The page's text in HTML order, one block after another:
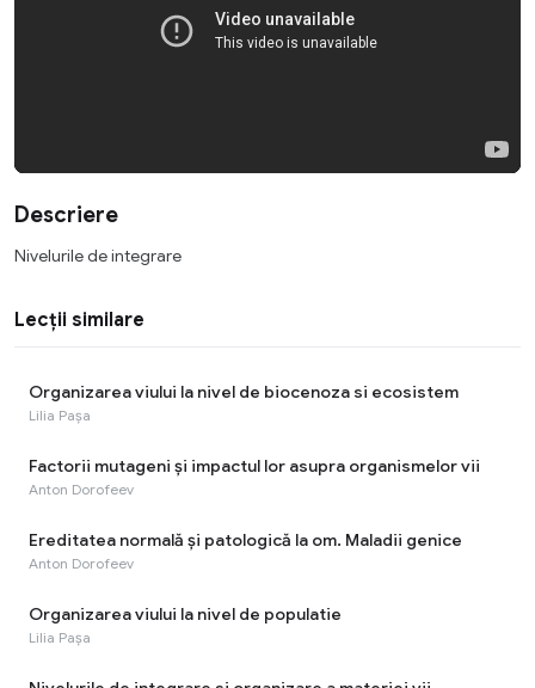
Descriere
Nivelurile de integrare
Lecții similare
Organizarea viului la nivel de biocenoza si ecosistem
Lilia Pașa
Factorii mutageni și impactul lor asupra organismelor vii
Anton Dorofeev
Ereditatea normală și patologică la om. Maladii genice
Anton Dorofeev
Organizarea viului la nivel de populatie
Lilia Pașa